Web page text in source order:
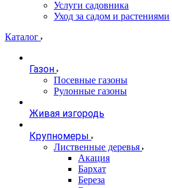
Услуги садовника
Уход за садом и растениями
Каталог
Газон
Посевные газоны
Рулонные газоны
Живая изгородь
Крупномеры
Лиственные деревья
Акация
Бархат
Береза